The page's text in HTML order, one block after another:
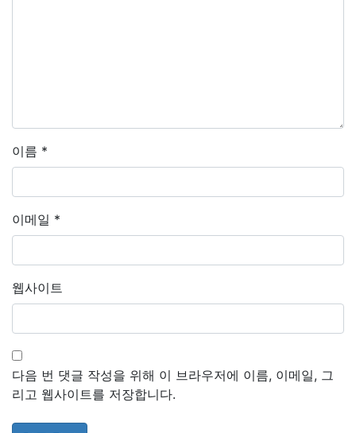
이름 *
이메일 *
웹사이트
다음 번 댓글 작성을 위해 이 브라우저에 이름, 이메일, 그
리고 웹사이트를 저장합니다.